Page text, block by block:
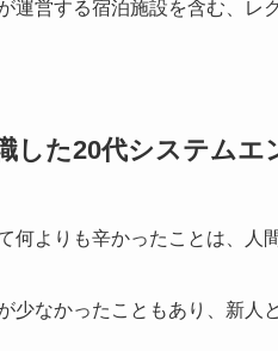
運営する宿泊施設を含む、レ
した20代システム
何よりも辛かったことは、人
少なかったこともあり、新人